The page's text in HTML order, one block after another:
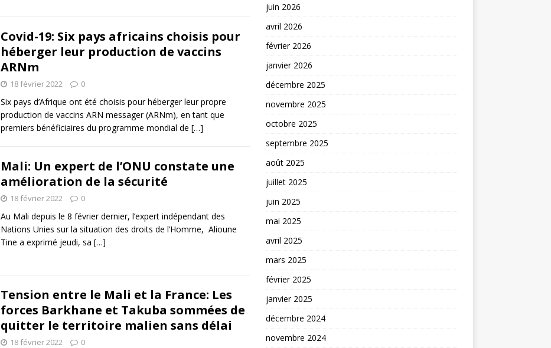
Covid-19: Six pays africains choisis pour
héberger leur production de vaccins
ARNm
18 février 2022 0
Six pays d’Afrique ont été choisis pour héberger leur propre
production de vaccins ARN messager (ARNm), en tant que
premiers bénéficiaires du programme mondial de […]
Mali: Un expert de l’ONU constate une
amélioration de la sécurité
18 février 2022 0
Au Mali depuis le 8 février dernier, l’expert indépendant des
Nations Unies sur la situation des droits de l’Homme, Alioune
Tine a exprimé jeudi, sa […]
Tension entre le Mali et la France: Les
forces Barkhane et Takuba sommées de
quitter le territoire malien sans délai
18 février 2022 0
juin 2026
avril 2026
février 2026
janvier 2026
décembre 2025
novembre 2025
octobre 2025
septembre 2025
août 2025
juillet 2025
juin 2025
mai 2025
avril 2025
mars 2025
février 2025
janvier 2025
décembre 2024
novembre 2024